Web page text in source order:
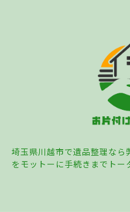
埼玉県川越市で遺品整理なら
をモットーに手続きまでトー